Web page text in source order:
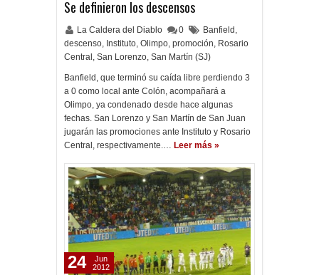
Se definieron los descensos
La Caldera del Diablo 0 Banfield ,
descenso, Instituto, Olimpo, promoción, Rosario
Central , San Lorenzo, San Martín (SJ)
Banfield, que terminó su caída libre perdiendo 3
a 0 como local ante Colón, acompañará a
Olimpo, ya condenado desde hace algunas
fechas. San Lorenzo y San Martín de San Juan
jugarán las promociones ante Instituto y Rosario
Central, respectivamente.… Leer más »
24
Jun
2012